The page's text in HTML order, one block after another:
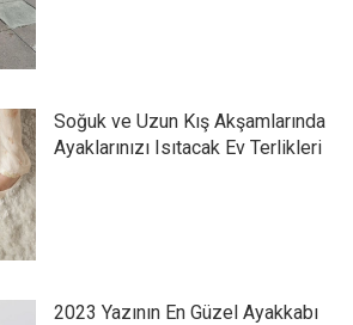
Soğuk ve Uzun Kış Akşamlarında
Ayaklarınızı Isıtacak Ev Terlikleri
2023 Yazının En Güzel Ayakkabı